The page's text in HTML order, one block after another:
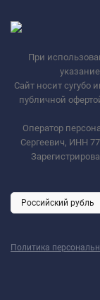
При
Сайт носит сугубо
публичной
Оператор
Сергеевич, ИНН
Политика